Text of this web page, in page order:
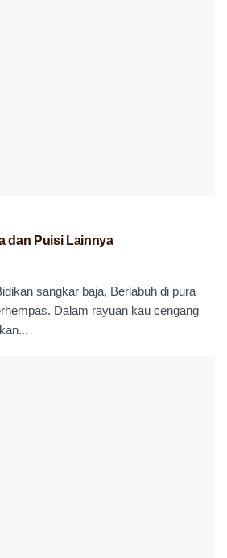
dan Puisi Lainnya
sangkar baja, Berlabuh di pura
Dalam rayuan kau cengang